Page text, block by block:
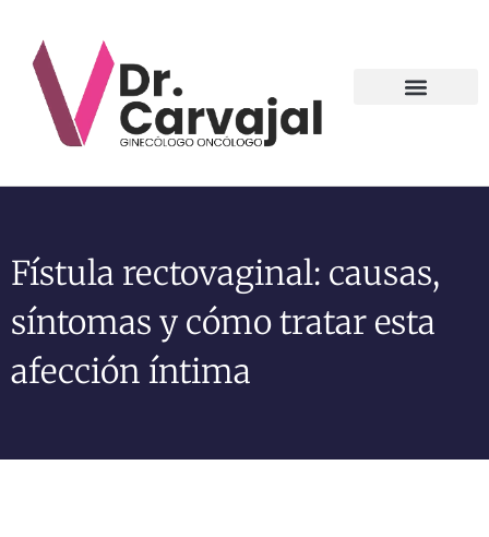
Fístula rectovaginal: causas,
síntomas y cómo tratar esta
afección íntima